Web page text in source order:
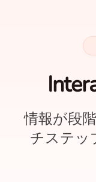
情報が段
チステッ